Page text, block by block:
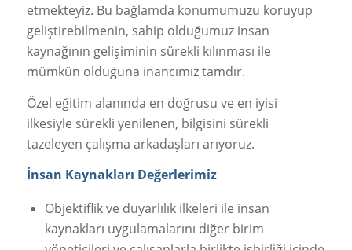
etmekteyiz. Bu bağlamda konumumuzu koruyup
geliştirebilmenin, sahip olduğumuz insan
kaynağının gelişiminin sürekli kılınması ile
mümkün olduğuna inancımız tamdır.
Özel eğitim alanında en doğrusu ve en iyisi
ilkesiyle sürekli yenilenen, bilgisini sürekli
tazeleyen çalışma arkadaşları arıyoruz.
İnsan Kaynakları Değerlerimiz
Objektiflik ve duyarlılık ilkeleri ile insan
kaynakları uygulamalarını diğer birim